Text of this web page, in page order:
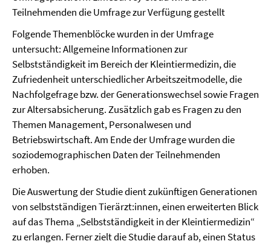
Teilnehmenden die Umfrage zur Verfügung gestellt
Folgende Themenblöcke wurden in der Umfrage
untersucht: Allgemeine Informationen zur
Selbstständigkeit im Bereich der Kleintiermedizin, die
Zufriedenheit unterschiedlicher Arbeitszeitmodelle, die
Nachfolgefrage bzw. der Generationswechsel sowie Fragen
zur Altersabsicherung. Zusätzlich gab es Fragen zu den
Themen Management, Personalwesen und
Betriebswirtschaft. Am Ende der Umfrage wurden die
soziodemographischen Daten der Teilnehmenden
erhoben.
Die Auswertung der Studie dient zukünftigen Generationen
von selbstständigen Tierärzt:innen, einen erweiterten Blick
auf das Thema „Selbstständigkeit in der Kleintiermedizin“
zu erlangen. Ferner zielt die Studie darauf ab, einen Status